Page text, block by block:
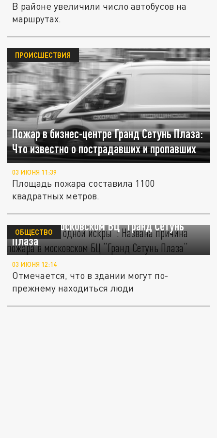
В районе увеличили число автобусов на
маршрутах.
Пожар в бизнес-центре Гранд Сетунь Плаза:
Что известно о пострадавших и пропавших
ПРОИСШЕСТВИЯ
03 ИЮНЯ 11:39
Площадь пожара составила 1100
квадратных метров.
”Началось с одной искры“: Названа причина
пожара в московском БЦ “Гранд Сетунь
Плаза“
ОБЩЕСТВО
03 ИЮНЯ 12:14
Отмечается, что в здании могут по-
прежнему находиться люди